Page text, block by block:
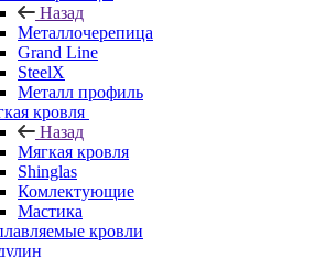
Назад
Металлочерепица
Grand Line
SteelX
Металл профиль
кровля
Назад
Мягкая кровля
Shinglas
Комлектующие
Мастика
кровли